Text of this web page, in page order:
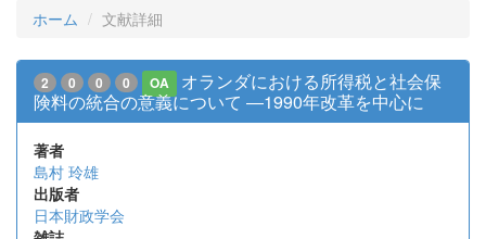
ホーム 文献詳細
2 0 0 0 OA
オランダにおける所得税と社会保
険料の統合の意義について ―1990年改革を中心に
著者
島村 玲雄
出版者
日本財政学会